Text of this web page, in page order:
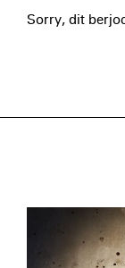
Sorry, dit